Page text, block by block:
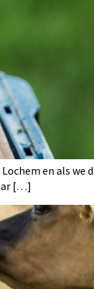
en als we
[…]